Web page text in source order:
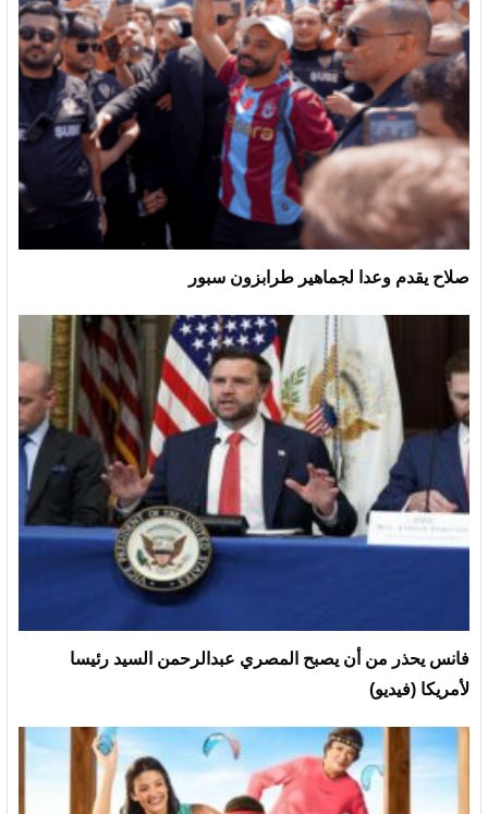
صلاح يقدم وعدا لجماهير طرابزون سبور
فانس يحذر من أن يصبح المصري عبدالرحمن السيد رئيسا
لأمريكا (فيديو)